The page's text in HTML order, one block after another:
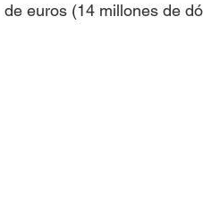
de euros (14 millones de